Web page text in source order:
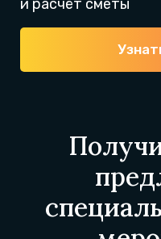
и расчёт сметы